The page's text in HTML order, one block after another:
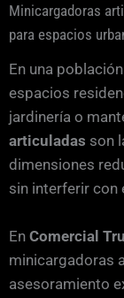
Minicargadoras
para espacios
En una
espacios
jardinería o
articuladas son
dimensiones
sin interferir con
En Comercial
minicargadoras
asesoramiento